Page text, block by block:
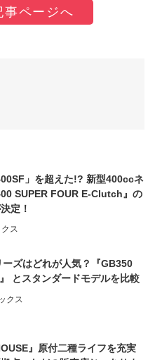
事ページへ
」を超えた!? 新型400ccネ
SUPER FOUR E-Clutch』の
定！
クス
ーズはどれが人気？『GB350
とスタンダードモデルを比較
クス
』原付二種ライフを充実